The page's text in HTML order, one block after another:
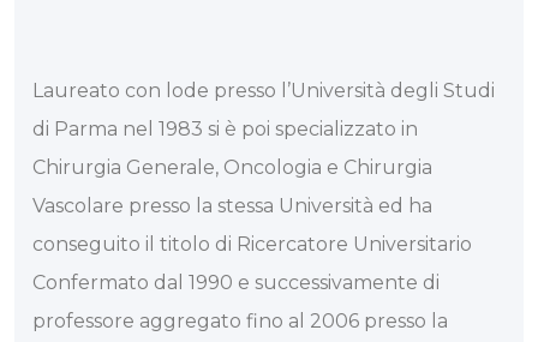
Laureato con lode presso l’Università degli Studi
di Parma nel 1983 si è poi specializzato in
Chirurgia Generale, Oncologia e Chirurgia
Vascolare presso la stessa Università ed ha
conseguito il titolo di Ricercatore Universitario
Confermato dal 1990 e successivamente di
professore aggregato fino al 2006 presso la